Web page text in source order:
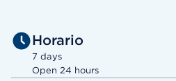
Horario
7 days
Open 24 hours